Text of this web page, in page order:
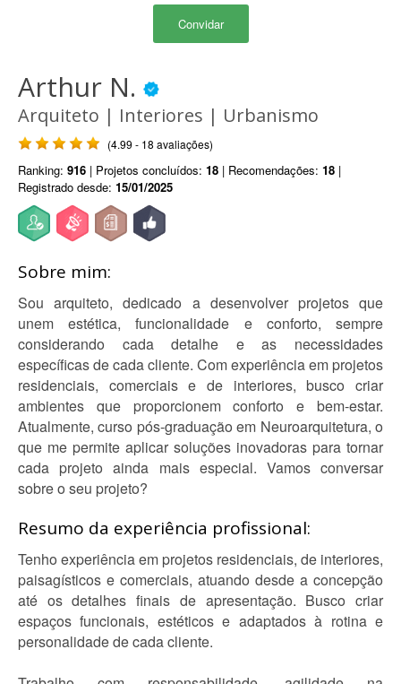
Convidar
Arthur N.
Arquiteto | Interiores | Urbanismo
(4.99 - 18 avaliações)
Ranking: 916 | Projetos concluídos: 18 | Recomendações: 18 |
Registrado desde: 15/01/2025
Sobre mim:
Sou arquiteto, dedicado a desenvolver projetos que
unem estética, funcionalidade e conforto, sempre
considerando cada detalhe e as necessidades
específicas de cada cliente. Com experiência em projetos
residenciais, comerciais e de interiores, busco criar
ambientes que proporcionem conforto e bem-estar.
Atualmente, curso pós-graduação em Neuroarquitetura, o
que me permite aplicar soluções inovadoras para tornar
cada projeto ainda mais especial. Vamos conversar
sobre o seu projeto?
Resumo da experiência profissional:
Tenho experiência em projetos residenciais, de interiores,
paisagísticos e comerciais, atuando desde a concepção
até os detalhes finais de apresentação. Busco criar
espaços funcionais, estéticos e adaptados à rotina e
personalidade de cada cliente.